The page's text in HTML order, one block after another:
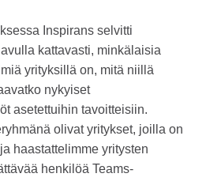
Inspirans selvitti
kattavasti, minkälaisia
yrityksillä on, mitä niillä
nykyiset
asetettuihin tavoitteisiin.
olivat yritykset, joilla on
haastattelimme yritysten
henkilöä Teams-